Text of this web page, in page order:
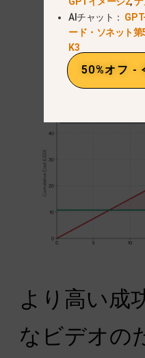
ト・モデルを
れをすぐにビデ
く同じ画面で。.
より高い成
なビデオの
AIチャット：
ード・ソネット第
K3
50%オフ -